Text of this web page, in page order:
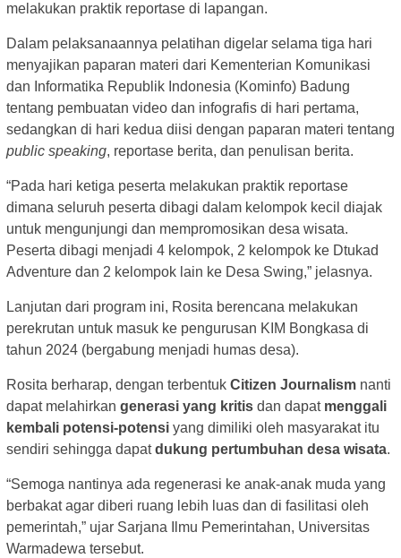
melakukan praktik reportase di lapangan.
Dalam pelaksanaannya pelatihan digelar selama tiga hari
menyajikan paparan materi dari Kementerian Komunikasi
dan Informatika Republik Indonesia (Kominfo) Badung
tentang pembuatan video dan infografis di hari pertama,
sedangkan di hari kedua diisi dengan paparan materi tentang
public speaking, reportase berita, dan penulisan berita.
“Pada hari ketiga peserta melakukan praktik reportase
dimana seluruh peserta dibagi dalam kelompok kecil diajak
untuk mengunjungi dan mempromosikan desa wisata.
Peserta dibagi menjadi 4 kelompok, 2 kelompok ke Dtukad
Adventure dan 2 kelompok lain ke Desa Swing,” jelasnya.
Lanjutan dari program ini, Rosita berencana melakukan
perekrutan untuk masuk ke pengurusan KIM Bongkasa di
tahun 2024 (bergabung menjadi humas desa).
Rosita berharap, dengan terbentuk Citizen Journalism nanti
dapat melahirkan generasi yang kritis dan dapat menggali
kembali potensi-potensi yang dimiliki oleh masyarakat itu
sendiri sehingga dapatdukung pertumbuhan desa wisata.
“Semoga nantinya ada regenerasi ke anak-anak muda yang
berbakat agar diberi ruang lebih luas dan di fasilitasi oleh
pemerintah,” ujar Sarjana Ilmu Pemerintahan, Universitas
Warmadewa tersebut.